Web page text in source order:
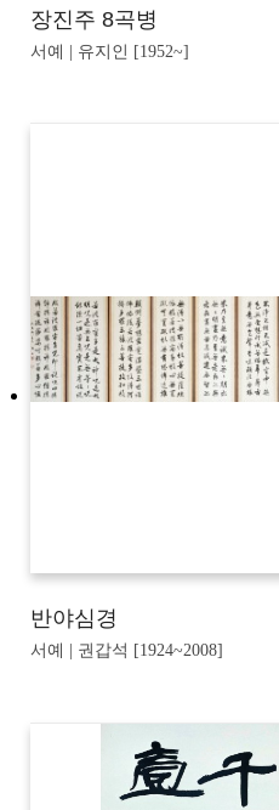
장진주 8곡병
서예 | 유지인 [1952~]
반야심경
서예 | 권갑석 [1924~2008]